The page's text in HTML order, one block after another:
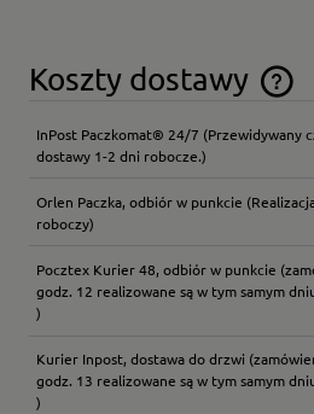
Koszty dostawy
Cena nie zawiera ewentualnych
InPost Paczkomat® 24/7 (Przewidywany
dostawy 1-2 dni robocze.)
Orlen Paczka, odbiór w punkcie
roboczy)
Pocztex Kurier 48, odbiór w punkcie
godz. 12 realizowane są w tym samym
)
Kurier Inpost, dostawa do drzwi
godz. 13 realizowane są w tym samym
)